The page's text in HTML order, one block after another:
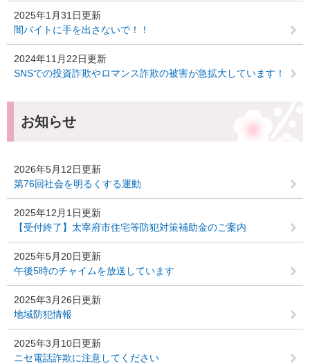
2025年1月31日更新
闇バイトに手を出さないで！！
2024年11月22日更新
SNSでの投資詐欺やロマンス詐欺の被害が急拡大しています！
お知らせ
2026年5月12日更新
第76回社会を明るくする運動
2025年12月1日更新
【受付終了】太宰府市住宅等防犯対策補助金のご案内
2025年5月20日更新
午後5時のチャイムを放送しています
2025年3月26日更新
地域防犯情報
2025年3月10日更新
ニセ電話詐欺に注意してください